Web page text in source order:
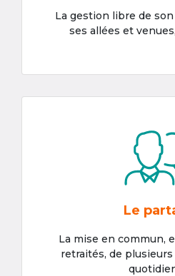
La gestion libre de
ses allées et
Le
La mise en commun,
retraités, de